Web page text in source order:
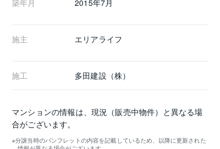
築年月 2015年7月
施主 エリアライフ
施工 多田建設（株）
マンションの情報は、現況（販売中物件）と異なる場
合がございます。
分譲当時のパンフレットの内容を記載しているため、以降に更新された